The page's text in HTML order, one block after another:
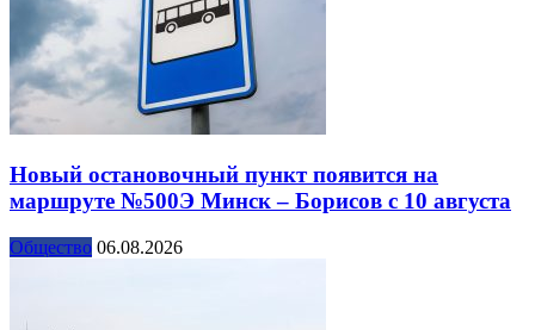
Новый остановочный пункт появится на
маршруте №500Э Минск – Борисов с 10 августа
Общество 06.08.2026